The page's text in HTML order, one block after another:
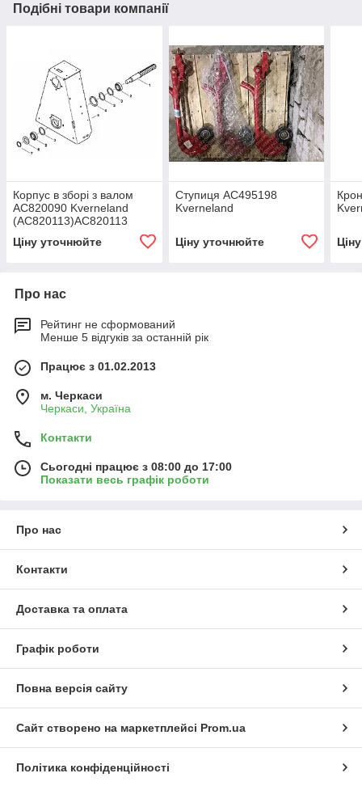
Подібні товари компанії
Корпус в зборі з валом
AC820090 Kverneland
(AC820113)AC820113
Ціну уточнюйте
Ступиця AC495198
Kverneland
Ціну уточнюйте
Про нас
Рейтинг не сформований
Менше 5 відгуків за останній рік
Працює з 01.02.2013
м. Черкаси
Черкаси, Україна
Контакти
Сьогодні працює з 08:00 до 17:00
Показати весь графік роботи
Про нас
Контакти
Доставка та оплата
Графік роботи
Повна версія сайту
Сайт створено на маркетплейсі Prom.ua
Політика конфіденційності